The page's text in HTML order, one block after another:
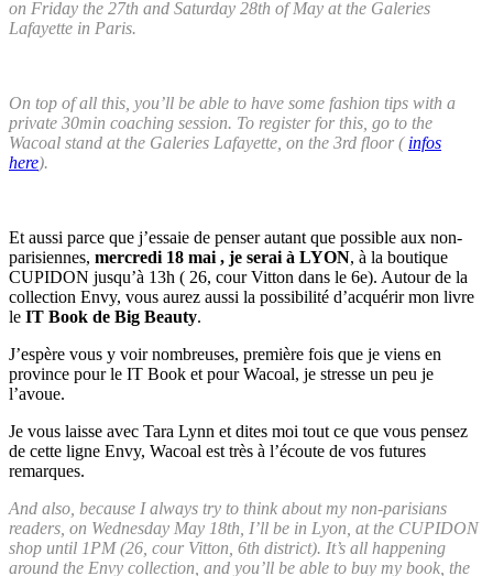
on Friday the 27th and Saturday 28th of May at the Galeries
Lafayette in Paris.
On top of all this, you’ll be able to have some fashion tips with a
private 30min coaching session. To register for this, go to the
Wacoal stand at the Galeries Lafayette, on the 3rd floor ( infos
here).
Et aussi parce que j’essaie de penser autant que possible aux non-
parisiennes, mercredi 18 mai , je serai à LYON, à la boutique
CUPIDON jusqu’à 13h ( 26, cour Vitton dans le 6e). Autour de la
collection Envy, vous aurez aussi la possibilité d’acquérir mon livre
le IT Book de Big Beauty.
J’espère vous y voir nombreuses, première fois que je viens en
province pour le IT Book et pour Wacoal, je stresse un peu je
l’avoue.
Je vous laisse avec Tara Lynn et dites moi tout ce que vous pensez
de cette ligne Envy, Wacoal est très à l’écoute de vos futures
remarques.
And also, because I always try to think about my non-parisians
readers, on Wednesday May 18th, I’ll be in Lyon, at the CUPIDON
shop until 1PM (26, cour Vitton, 6th district). It’s all happening
around the Envy collection, and you’ll be able to buy my book, the